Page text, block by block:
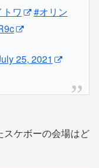
ワ
#オリン
25, 2021
ケボーの会場はど